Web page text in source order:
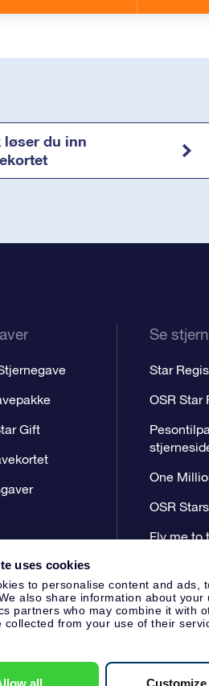
uses cookies
to personalise content and
also share information about
partners who may combine it with
collected from your use of their
all Customize
løser du inn
Gift
Se
Star
OSR Star
One
OSR
Fly me to
VAT: NL 8538.62.722B01